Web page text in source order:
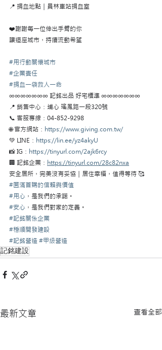
📍 捐血地點｜員林車站捐血室
❤️謝謝每一位伸出手臂的你
讓這座城市，持續流動希望
#用行動關懷城市
#企業責任
#捐血一袋救人一命
∞∞∞∞∞∞∞ 記銘出品 好宅標準 ∞∞∞∞∞∞∞
📍 銷售中心：埔心 瑤鳳路一段320號
📞 客服專線：04-852-9298
🌐 官方網站： https://www.giving.com.tw/
💚 LINE： https://lin.ee/yz4akyU
📸 IG： https://tinyurl.com/2ajk6rcy
🏢 記銘企業： https://tinyurl.com/28c82nxa
安全居所，完美沒有妥協｜居住幸福，值得等待 🥰
#圓滿首購的信賴與價值
#用心 ，是我們的承諾。
#安心 ，是我們對家的定義。
#記銘關係企業
#穩順開發建設
#記銘營造#甲級營造
記銘建設
最新文章 查看全部